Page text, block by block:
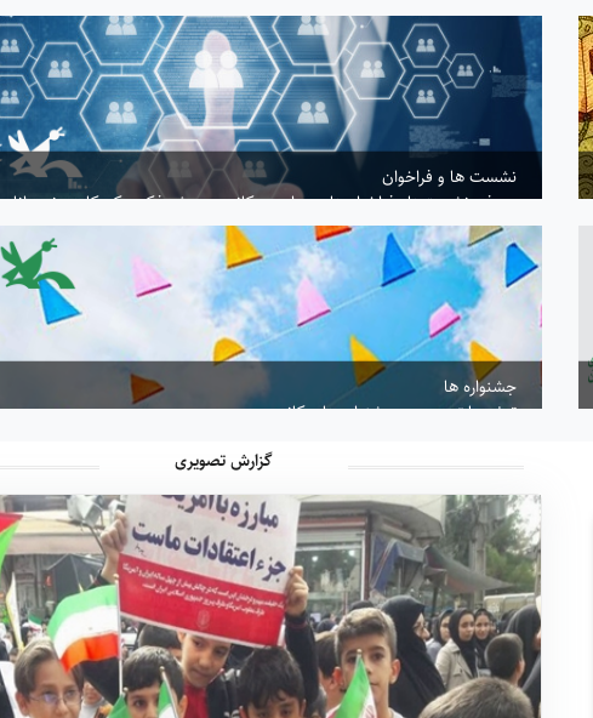
نشست ها و فراخوان
معرفی نشست‌هاو فراخوان‌های سراسری کانون پرورش فکری کودکان و نوجوانان
بیشتر...
جشنواره ها
توضیحات در مورد جشنواره های کانون
گزارش تصویری